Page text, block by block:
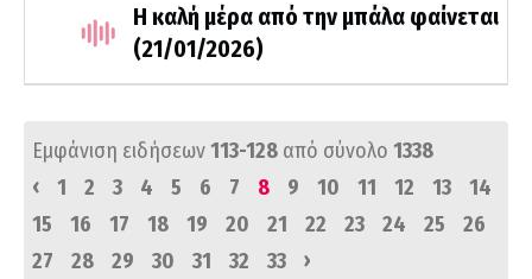
Η καλή μέρα από την μπάλα φαίνεται
(21/01/2026)
Εμφάνιση ειδήσεων113-128 από σύνολο 1338
‹
1 2 3 4 5 6 7 8 9 10 11 12 13
14
15
16 17 18 19 20 21 22 23 24 25
26
27
28 29 30 31 32 33 ›